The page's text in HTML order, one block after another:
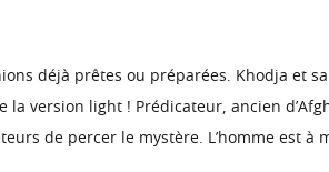
déjà prêtes ou préparées. Khodja et
version light ! Prédicateur, ancien
de percer le mystère. L’homme est à